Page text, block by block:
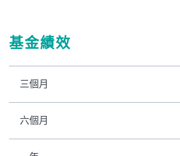
基金績效
三個月
六個月